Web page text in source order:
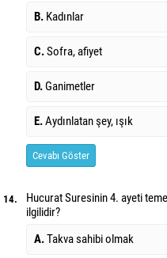
B. Kadınlar
C.Sofra, afiyet
D.Ganimetler
E.Aydınlatan şey, ışık
Cevabı Göster
14.
Hucurat Suresinin 4. ayeti
ilgilidir?
A.Takva sahibi olmak